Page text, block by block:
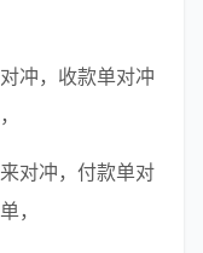
冲，收款单对冲
对冲，付款单对
，